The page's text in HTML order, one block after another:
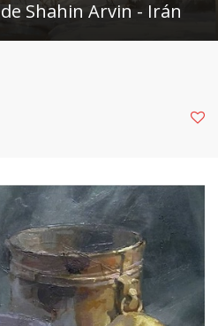
Shahin Arvin - Irán